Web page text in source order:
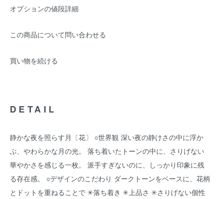
オプションの値段詳細
この商品について問い合わせる
買い物を続ける
DETAIL
静かな夜を照らす月〔花〕 ○世界観 深い夜の静けさの中に浮か
ぶ、やわらかな月の光。 落ち着いたトーンの中に、さりげない
華やかさを感じる一枚。 派手すぎないのに、しっかり印象に残
る存在感。 ○デザインのこだわり ダークトーンをベースに、花柄
とドットを重ねることで ✳︎落ち着き ✳︎上品さ ✳︎さりげない個性